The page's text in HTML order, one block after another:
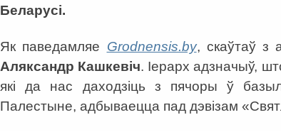
Беларусі.
Як паведамляе Grodnensis.by, скаўтаў з
Аляксандр Кашкевіч. Іерарх адзначыў,
які да нас даходзіць з пячоры ў
Палестыне, адбываецца пад дэвізам